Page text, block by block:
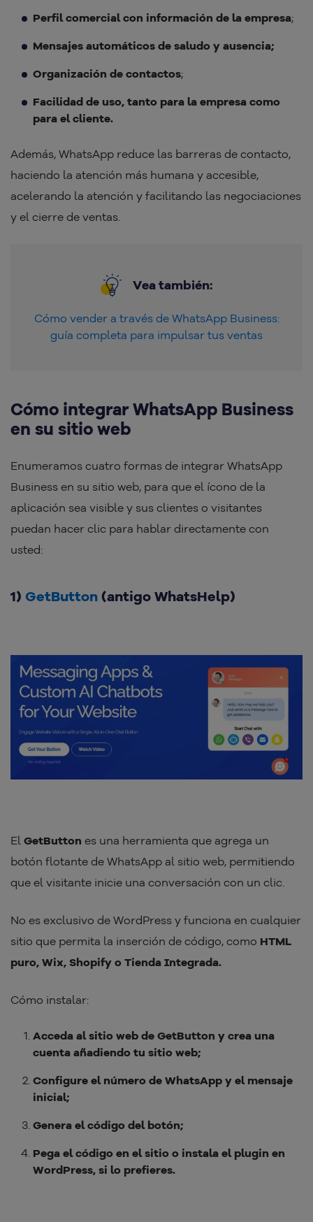
Perfil comercial con información de la empresa;
Mensajes automáticos de saludo y ausencia;
Organización de contactos;
Facilidad de uso, tanto para la empresa como
para el cliente.
Además, WhatsApp reduce las barreras de contacto,
haciendo la atención más humana y accesible,
acelerando la atención y facilitando las negociaciones
y el cierre de ventas.
Vea también:
Cómo vender a través de WhatsApp Business:
guía completa para impulsar tus ventas
Cómo integrar WhatsApp Business
en su sitio web
Enumeramos cuatro formas de integrar WhatsApp
Business en su sitio web, para que el ícono de la
aplicación sea visible y sus clientes o visitantes
puedan hacer clic para hablar directamente con
usted:
1) GetButton (antigo WhatsHelp)
El GetButton es una herramienta que agrega un
botón flotante de WhatsApp al sitio web, permitiendo
que el visitante inicie una conversación con un clic.
No es exclusivo de WordPress y funciona en cualquier
sitio que permita la inserción de código, como HTML
puro, Wix, Shopify o Tienda Integrada.
Cómo instalar:
Acceda al sitio web de GetButton y crea una
cuenta añadiendo tu sitio web;
Configure el número de WhatsApp y el mensaje
inicial;
Genera el código del botón;
Pega el código en el sitio o instala el plugin en
WordPress, si lo prefieres.